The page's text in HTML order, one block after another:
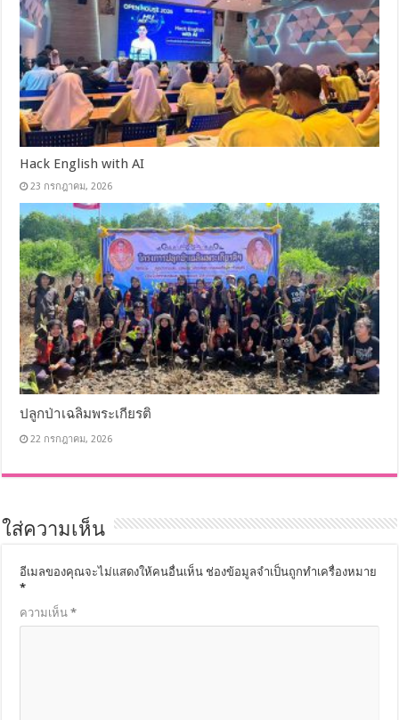
Hack English with AI
23 กรกฎาคม, 2026
ปลูกป่าเฉลิมพระเกียรติ
22 กรกฎาคม, 2026
ใส่ความเห็น
อีเมลของคุณจะไม่แสดงให้คนอื่นเห็น ช่องข้อมูลจำเป็นถูกทำเครื่องหมาย
*
ความเห็น*